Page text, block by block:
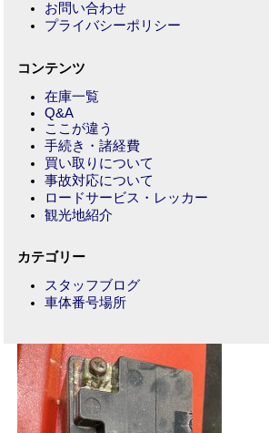
お問い合わせ
プライバシーポリシー
コンテンツ
在庫一覧
Q&A
ここが違う
手続き・諸経費
買い取りについて
事故対応について
ロードサービス・レッカー
観光地紹介
カテゴリー
スタッフブログ
車体番号場所